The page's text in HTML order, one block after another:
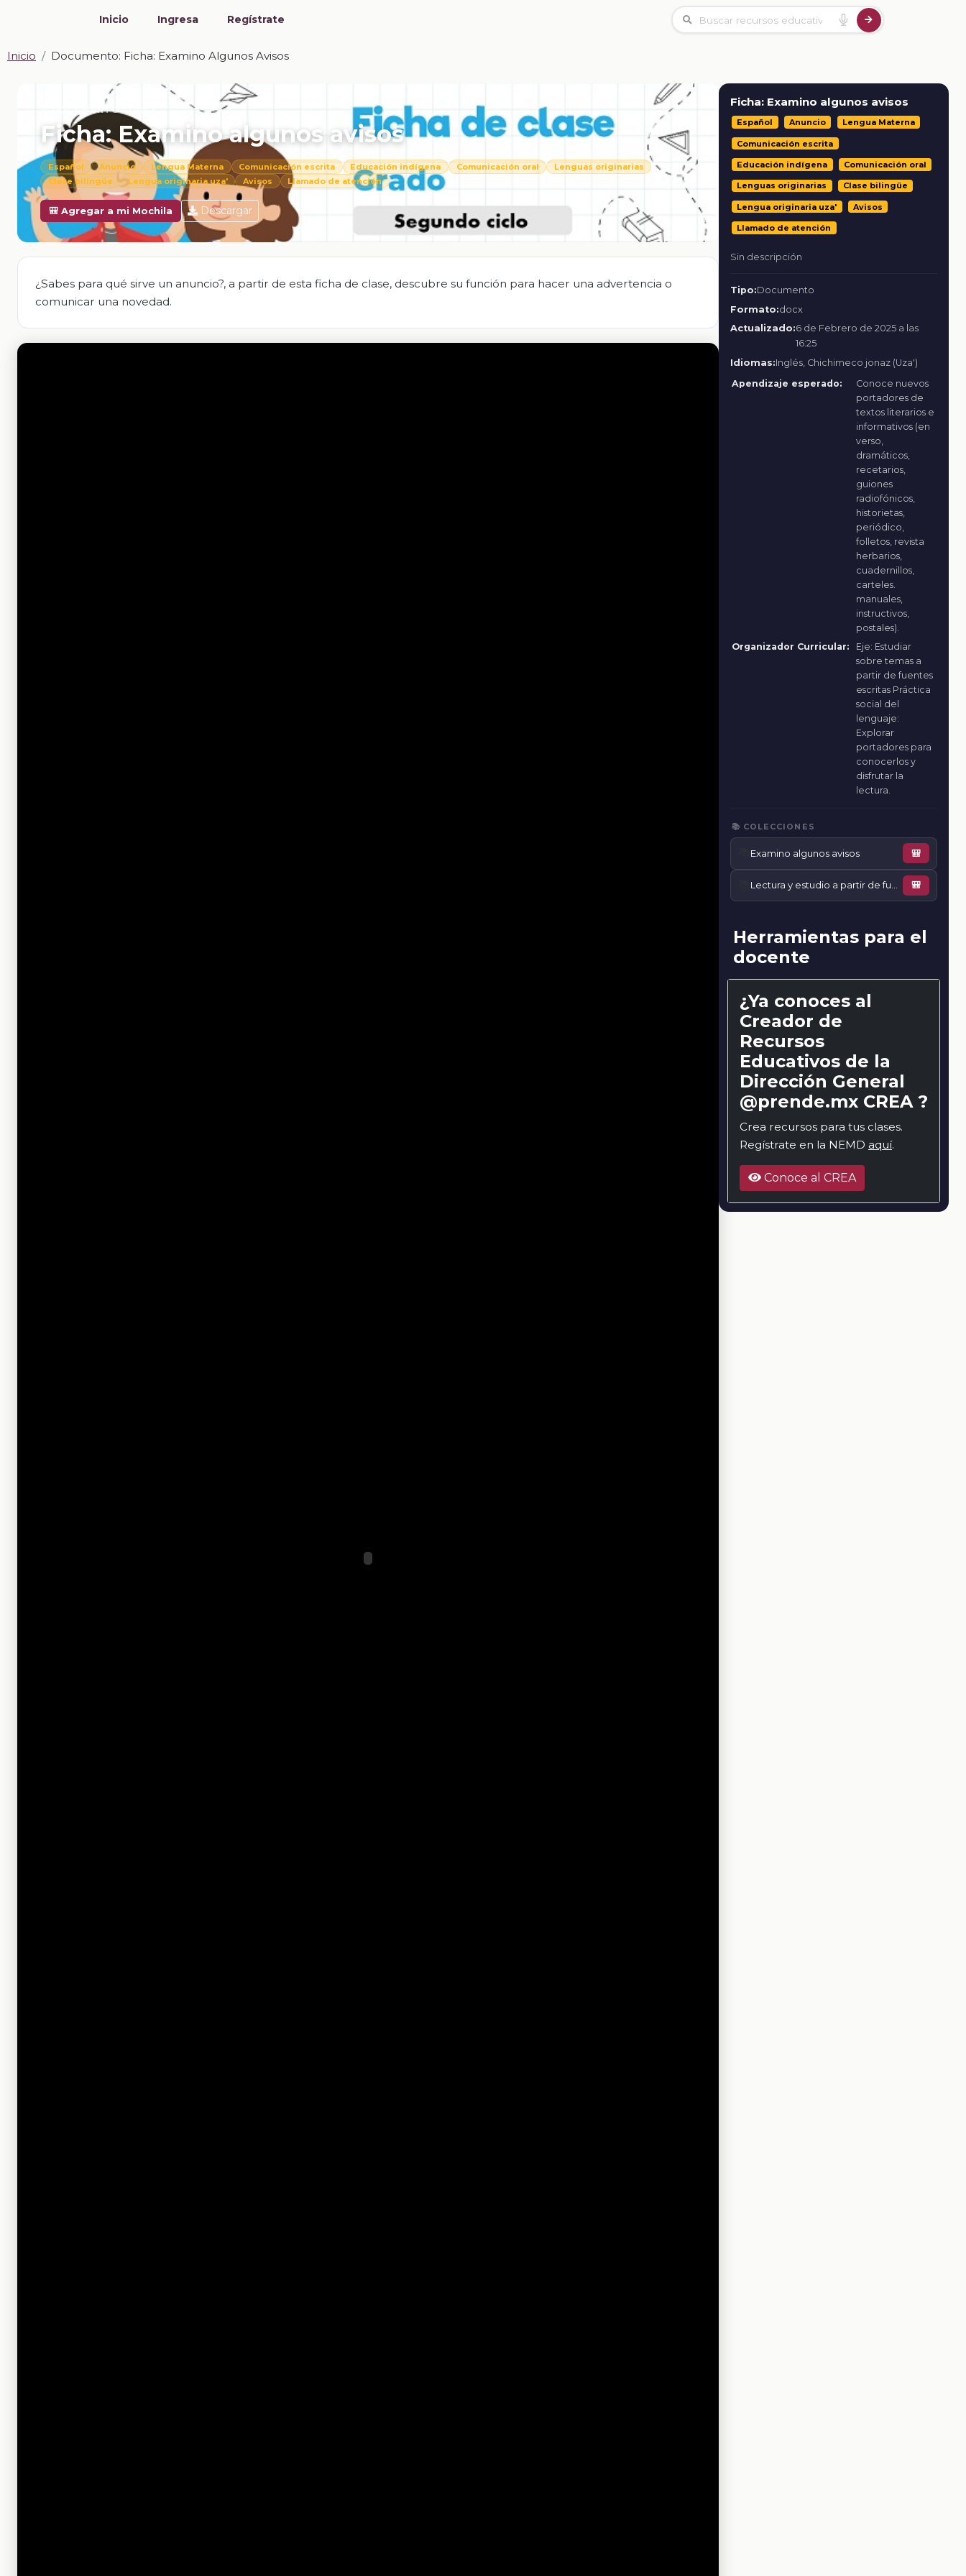
Inicio Ingresa Regístrate
Inicio Documento: Ficha: Examino Algunos Avisos
📎 DOCUMENTO · DOCX
Ficha: Examino algunos avisos
Español Anuncio Lengua Materna Comunicación escrita Educación indígena Comunicación oral
Lenguas originarias
Clase bilingüe
Lengua originaria uza' Avisos Llamado de atención
🎒 Agregar a mi Mochila Descargar
¿Sabes para qué sirve un anuncio?, a partir de esta ficha de clase, descubre su función para hacer una advertencia o
comunicar una novedad.
Ficha: Examino algunos avisos
Español Anuncio Lengua Materna
Comunicación escrita
Educación indígena Comunicación oral
Lenguas originarias Clase bilingüe
Lengua originaria uza' Avisos
Llamado de atención
Sin descripción
Tipo:Documento
Formato:docx
Actualizado:6 de Febrero de 2025 a las
16:25
Idiomas:Inglés, Chichimeco jonaz (Uza')
Apendizaje esperado:
Conoce nuevos
portadores de
textos literarios e
informativos (en
verso,
dramáticos,
recetarios,
guiones
radiofónicos,
historietas,
periódico,
folletos, revista
herbarios,
cuadernillos,
carteles.
manuales,
instructivos,
postales).
Organizador Curricular:
Eje: Estudiar
sobre temas a
partir de fuentes
escritas Práctica
social del
lenguaje:
Explorar
portadores para
conocerlos y
disfrutar la
lectura.
📚 COLECCIONES
Examino algunos avisos 🎒
Lectura y estudio a partir de fuentes escritas 🎒
Herramientas para el
docente
¿Ya conoces al
Creador de
Recursos
Educativos de la
Dirección General
@prende.mx CREA ?
Crea recursos para tus clases.
Regístrate en la NEMD aquí.
Conoce al CREA